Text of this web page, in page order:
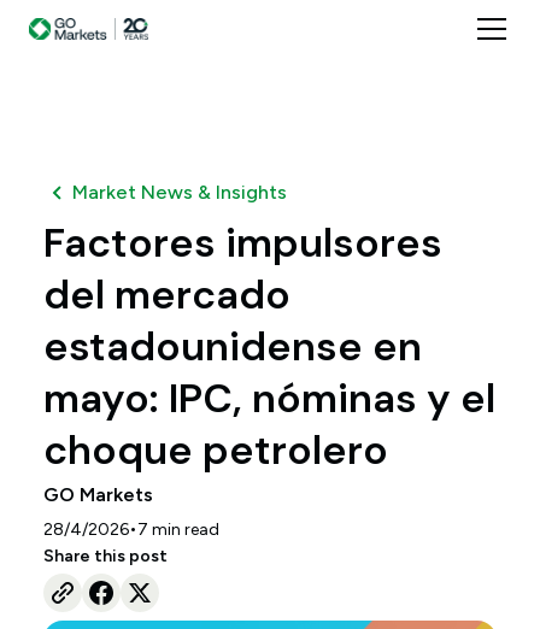
Market News & Insights
Factores impulsores
del mercado
estadounidense en
mayo: IPC, nóminas y el
choque petrolero
GO Markets
28/4/2026•7 min read
Share this post